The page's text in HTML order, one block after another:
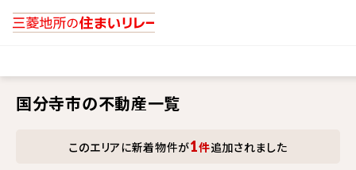
国分寺市の不動産一覧
このエリアに新着物件が1件追加されました